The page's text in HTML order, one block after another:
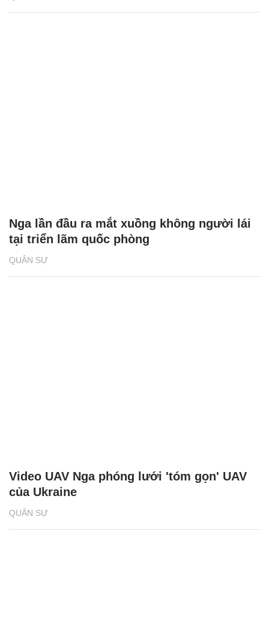
QUÂN SỰ
Nga lần đầu ra mắt xuồng không người lái
tại triển lãm quốc phòng
QUÂN SỰ
Video UAV Nga phóng lưới 'tóm gọn' UAV
của Ukraine